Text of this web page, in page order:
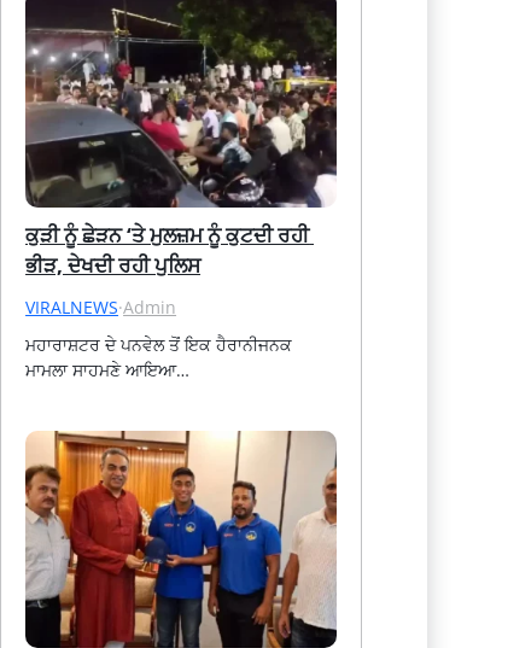
ਕੁੜੀ ਨੂੰ ਛੇੜਨ ‘ਤੇ ਮੁਲਜ਼ਮ ਨੂੰ ਕੁਟਦੀ ਰਹੀ
ਭੀੜ, ਦੇਖਦੀ ਰਹੀ ਪੁਲਿਸ
VIRALNEWS·Admin
ਮਹਾਰਾਸ਼ਟਰ ਦੇ ਪਨਵੇਲ ਤੋਂ ਇਕ ਹੈਰਾਨੀਜਨਕ
ਮਾਮਲਾ ਸਾਹਮਣੇ ਆਇਆ…